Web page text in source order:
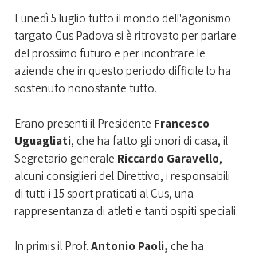
Lunedì 5 luglio tutto il mondo dell'agonismo
targato Cus Padova si è ritrovato per parlare
del prossimo futuro e per incontrare le
aziende che in questo periodo difficile lo ha
sostenuto nonostante tutto.
Erano presenti il Presidente Francesco
Uguagliati, che ha fatto gli onori di casa, il
Segretario generale Riccardo Garavello,
alcuni consiglieri del Direttivo, i responsabili
di tutti i 15 sport praticati al Cus, una
rappresentanza di atleti e tanti ospiti speciali.
In primis il Prof. Antonio Paoli, che ha